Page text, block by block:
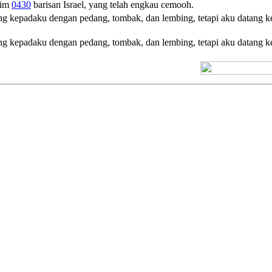
0430 barisan Israel, yang telah engkau cemooh.
kepadaku dengan pedang, tombak, dan lembing, tetapi aku datang
kepadaku dengan pedang, tombak, dan lembing, tetapi aku datang